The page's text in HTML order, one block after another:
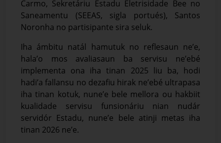
Carmo, Sekretáriu Estadu Eletrisidade Bee no
Saneamentu (SEEAS, sigla portués), Santos
Noronha no partisipante sira seluk.
Iha ámbitu natál hamutuk no reflesaun ne’e,
hala’o mos avaliasaun ba servisu ne’ebé
implementa ona iha tinan 2025 liu ba, hodi
hadi’a fallansu no dezafiu hirak ne’ebé ultrapasa
iha tinan kotuk, nune’e bele mellora ou hakbiit
kualidade servisu funsionáriu nian nudár
servidór Estadu, nune’e bele atinji metas iha
tinan 2026 ne’e.